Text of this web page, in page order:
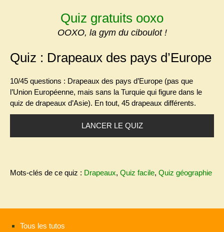
Quiz gratuits ooxo
OOXO, la gym du ciboulot !
Quiz : Drapeaux des pays d’Europe
10/45 questions : Drapeaux des pays d’Europe (pas que
l’Union Européenne, mais sans la Turquie qui figure dans le
quiz de drapeaux d’Asie). En tout, 45 drapeaux différents.
LANCER LE QUIZ
Mots-clés de ce quiz : Drapeaux, Quiz facile, Quiz géographie
Tous les tutos